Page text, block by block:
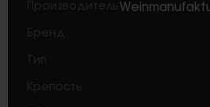
Производитель
Бренд
Тип
Крепость